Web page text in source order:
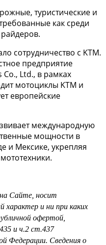
туристические и
как среди
сотрудничество с KTM.
предприятие
Co., Ltd., в рамках
мотоциклы KTM и
европейские
международную
мощности в
и Мексике, укрепляя
Сайте, носит
характер и ни при каких
офертой,
и ч.2 ст.437
Федерации. Сведения о